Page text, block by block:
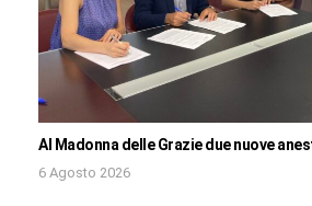
Al Madonna delle Grazie due nuove
6 Agosto 2026